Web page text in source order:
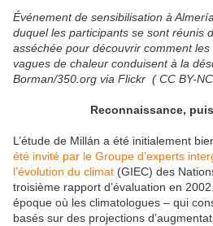
Événement de sensibilisation à
duquel les participants se sont réunis
asséchée pour découvrir comment
vagues de chaleur conduisent à la
Borman/350.org via Flickr ( CC BY-
Reconnaissance,
L’étude de Millán a été initialement
été invité par le Groupe d’experts
l’évolution du climat (GIEC) des
troisième rapport d’évaluation en
époque où les climatologues – qui
basés sur des projections